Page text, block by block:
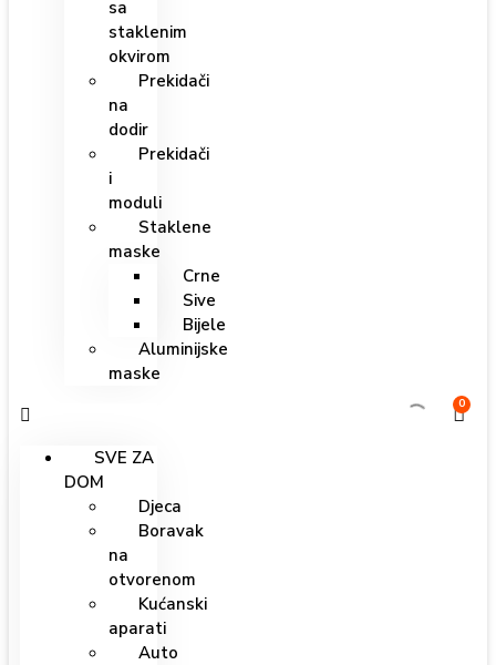
sa
staklenim
okvirom
Prekidači
na
dodir
Prekidači
i
moduli
Staklene
maske
Crne
Sive
Bijele
Aluminijske
maske
SVE ZA
DOM
Djeca
Boravak
na
otvorenom
Kućanski
aparati
Auto
0